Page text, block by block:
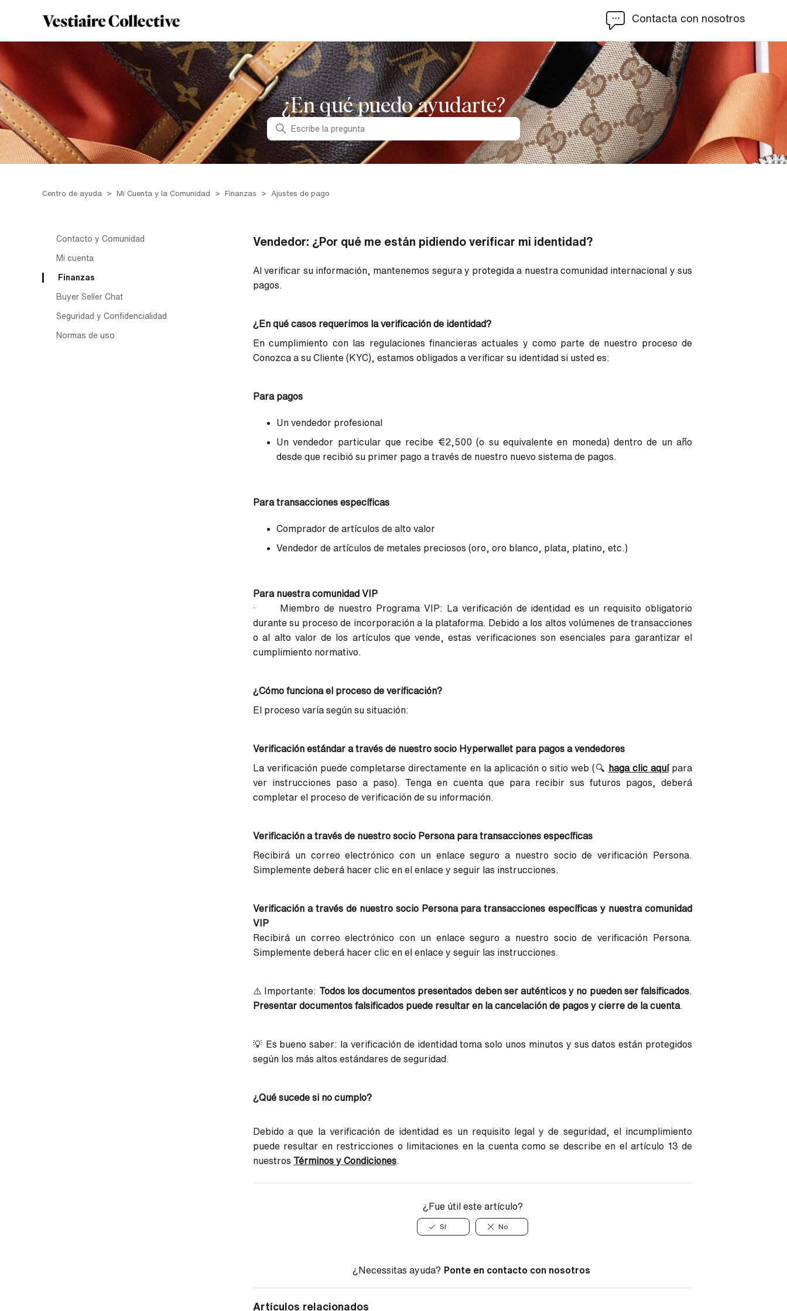
Contacta con nosotros
¿En qué puedo ayudarte?
Búsqueda
Centro de ayuda Mi Cuenta y la Comunidad Finanzas Ajustes de pago
Contacto y Comunidad
Mi cuenta
Finanzas
Buyer Seller Chat
Seguridad y Confidencialidad
Normas de uso
Vendedor: ¿Por qué me están pidiendo verificar mi identidad?
Al verificar su información, mantenemos segura y protegida a nuestra comunidad internacional y sus
pagos.
¿En qué casos requerimos la verificación de identidad?
En cumplimiento con las regulaciones financieras actuales y como parte de nuestro proceso de
Conozca a su Cliente (KYC), estamos obligados a verificar su identidad si usted es:
Para pagos
Un vendedor profesional
Un vendedor particular que recibe €2,500 (o su equivalente en moneda) dentro de un año
desde que recibió su primer pago a través de nuestro nuevo sistema de pagos.
Para transacciones específicas
Comprador de artículos de alto valor
Vendedor de artículos de metales preciosos (oro, oro blanco, plata, platino, etc.)
Para nuestra comunidad VIP
· Miembro de nuestro Programa VIP: La verificación de identidad es un requisito obligatorio
durante su proceso de incorporación a la plataforma. Debido a los altos volúmenes de transacciones
o al alto valor de los artículos que vende, estas verificaciones son esenciales para garantizar el
cumplimiento normativo.
¿Cómo funciona el proceso de verificación?
El proceso varía según su situación:
Verificación estándar a través de nuestro socio Hyperwallet para pagos a vendedores
La verificación puede completarse directamente en la aplicación o sitio web (🔍 haga clic aquípara
ver instrucciones paso a paso). Tenga en cuenta que para recibir sus futuros pagos, deberá
completar el proceso de verificación de su información.
Verificación a través de nuestro socio Persona para transacciones específicas
Recibirá un correo electrónico con un enlace seguro a nuestro socio de verificación Persona.
Simplemente deberá hacer clic en el enlace y seguir las instrucciones.
Verificación a través de nuestro socio Persona para transacciones específicas y nuestra comunidad
VIP
Recibirá un correo electrónico con un enlace seguro a nuestro socio de verificación Persona.
Simplemente deberá hacer clic en el enlace y seguir las instrucciones.
⚠️ Importante: Todos los documentos presentados deben ser auténticos y no pueden ser falsificados
Presentar documentos falsificados puede resultar en la cancelación de pagos y cierre de la cuenta
💡 Es bueno saber: la verificación de identidad toma solo unos minutos y sus datos están protegidos
según los más altos estándares de seguridad.
¿Qué sucede si no cumplo?
Debido a que la verificación de identidad es un requisito legal y de seguridad, el incumplimiento
puede resultar en restricciones o limitaciones en la cuenta como se describe en el artículo 13 de
nuestros Términos y Condiciones
¿Fue útil este artículo?
Sí No
¿Necessitas ayuda? Ponte en contacto con nosotros
Artículos relacionados